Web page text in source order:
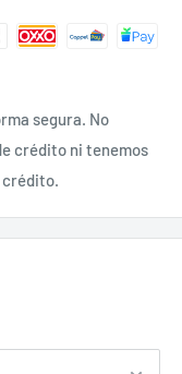
segura. No
crédito ni tenemos
crédito.